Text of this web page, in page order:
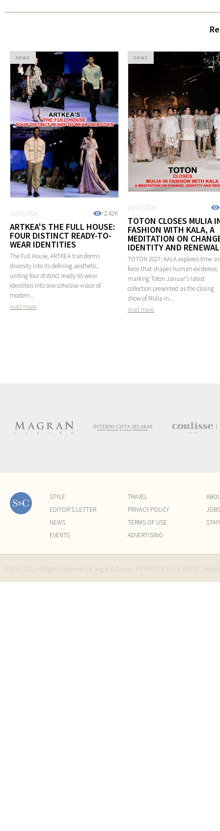
2.42K
31/07/2026
ARTKEA'S THE FULL HOUSE:
FOUR DISTINCT READY-TO-
WEAR IDENTITIES
The Full House, ARTKEA transforms
diversity into its defining aesthetic,
uniting four distinct ready-to-wear
identities into one cohesive vision of
modern...
read more
news
29/07/2026
TOTON CLOSES MULIA
FASHION WITH KALA, A
MEDITATION ON
IDENTITY AND RENEWAL
TOTON 2027: KALA explores time
force that shapes human existence,
marking Toton Januar's latest
collection presented as the closing
show of Mulia in...
read more
news
STYLE
EDITOR'S LETTER
NEWS
EVENTS
TRAVEL
PRIVACY POLICY
TERMS OF USE
ADVERTISING
JOBS
©2015-2021 All Rights Reserved by Sugar & Cream. PT KREATIF ELOK MEDIA.